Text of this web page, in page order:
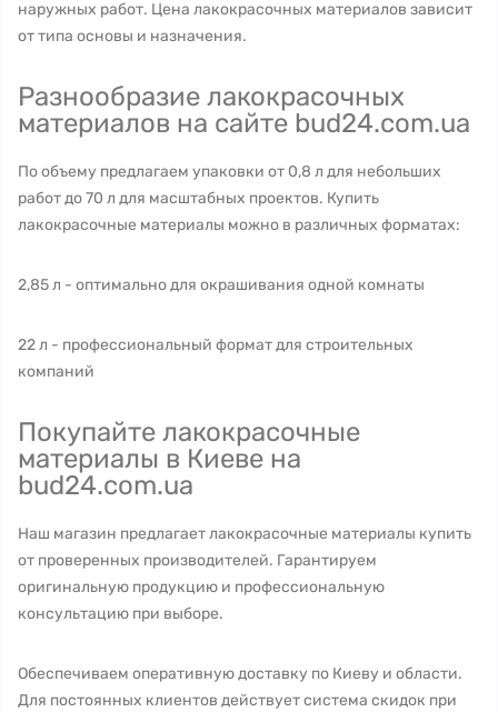
наружных работ. Цена лакокрасочных материалов зависит
от типа основы и назначения.
Разнообразие лакокрасочных
материалов на сайте bud24.com.ua
По объему предлагаем упаковки от 0,8 л для небольших
работ до 70 л для масштабных проектов. Купить
лакокрасочные материалы можно в различных форматах:
2,85 л - оптимально для окрашивания одной комнаты
22 л - профессиональный формат для строительных
компаний
Покупайте лакокрасочные
материалы в Киеве на
bud24.com.ua
Наш магазин предлагает лакокрасочные материалы купить
от проверенных производителей. Гарантируем
оригинальную продукцию и профессиональную
консультацию при выборе.
Обеспечиваем оперативную доставку по Киеву и области.
Для постоянных клиентов действует система скидок при